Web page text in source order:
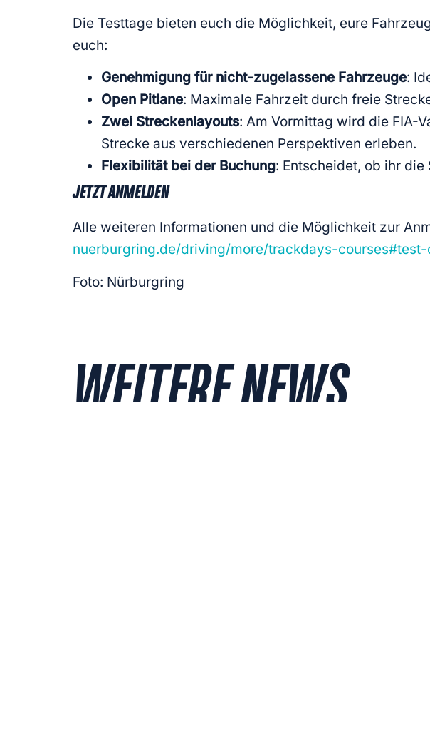
Die Testtage bieten euch die Möglichkeit, eure
euch:
Genehmigung für nicht-zugelassene Fahrzeuge:
Open Pitlane: Maximale Fahrzeit durch freie
Zwei Streckenlayouts: Am Vormittag wird die FIA-
Strecke aus verschiedenen Perspektiven erleben.
Flexibilität bei der Buchung: Entscheidet, ob ihr
JETZT ANMELDEN
Alle weiteren Informationen und die Möglichkeit zur
nuerburgring.de/driving/more/trackdays-courses#test-
Foto: Nürburgring
WEITERE NEWS